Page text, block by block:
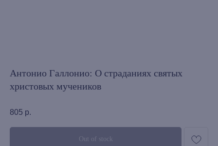
Антонио Галлонио: О страданиях святых
христовых мучеников
805 р.
Out of stock